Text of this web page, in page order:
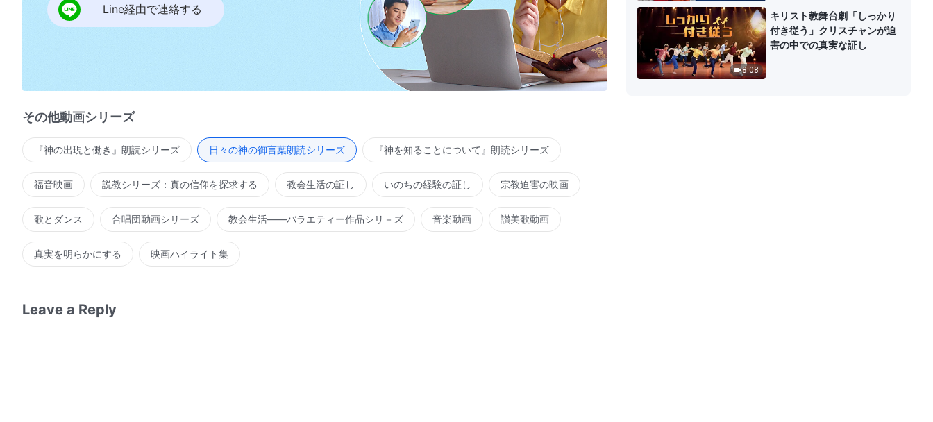
10:18
7:08
日々の神の御言葉: 神の働きを認識
する | 抜粋 176
ての働きは、被造物としての本分を尽くすことから成っており、その人が聖霊によって動かされたり、啓かれたりし
たときに行なわれる。そのような人たちがもたらす指導はひとえに、日常生活における実践の道を人に示すこと、神
の旨と一致する形で行動するにはどうすればよいかを示すことから成っている。人の働きは神の経営に関わること
も、霊の働きを表わすこともない。たとえば、ウィットネス・リー（李常受）やウオッチマン・ニー（倪柝聲）の働
きは道を先導することだった。その道が新しかろうと古かろうと、その働きの前提は、聖書の中に留まるという原則
の上に築かれていた。地方教会の再建であれ設立であれ、彼らの働きは教会を築くことに関係していた。彼らが行な
った働きは、イエスと弟子たちが恵みの時代にやり残した働き、あるいはそれ以上に展開しなかった働きを引き継ぐ
ものだった。彼らがその働きにおいて行なったのは、頭を覆うこと、バプテスマを受けること、パンをさくこと、ぶ
どう酒を飲むことなど、イエスがその初期の働きにおいて自分の後に来る世代の人々に求めたことを復活させること
だった。彼らの働きは聖書を固く守り、聖書の中に道を求めることだったと言うことができるだろう。彼らは新しい
進歩を一切遂げなかった。したがって、人は彼らの働きの中に、聖書内における新しい道の発見と、以前よりはまし
で現実的な実践しか見ることができない。しかし彼らの働きの中に、神の現在の旨を見出すことはできず、ましてや
神が終わりの日に行なおうと計画している新しい働きを見つけることなどできない。これは、彼らの歩んだ道が依然
古い道であり、刷新や進歩がなかったからである。彼らはイエスの磔刑の事実にこだわり、人々に悔い改めて罪を告
白させるという実践や、最後まで耐える者が救われるとか、男は女の頭であるとか、妻は夫に従えなどといった言い
回し、そしてさらに、女性信者は説教できず、従うことしかできないという伝統的な観念を遵守し続けた。もしもこ
Line経由で連絡する
その他動画シリーズ
『神の出現と働き』朗読シリーズ 日々の神の御言葉朗読シリーズ 『神を知ることについて』朗読シリーズ
福音映画 説教シリーズ：真の信仰を探求する 教会生活の証し いのちの経験の証し 宗教迫害の映画
歌とダンス 合唱団動画シリーズ 教会生活――バラエティー作品シリ－ズ 音楽動画 讃美歌動画
真実を明らかにする 映画ハイライト集
Leave a Reply
8:08
キリスト教舞台劇「しっかり
付き従う」クリスチャンが迫
害の中での真実な証し